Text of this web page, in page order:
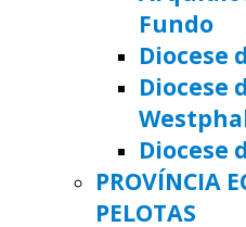
Fundo
Diocese
Diocese
Diocese
PROVÍNCIA
PELOTAS